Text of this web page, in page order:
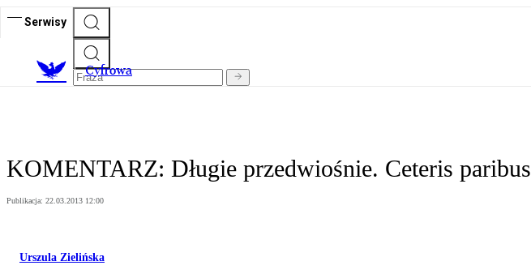
Serwisy
Cyfrowa
KOMENTARZ: Długie przedwiośnie. Ceteris paribus
Publikacja: 22.03.2013 12:00
Urszula Zielińska